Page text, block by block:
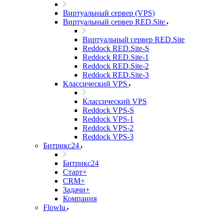
Виртуальный сервер (VPS)
Виртуальный сервер RED.Site
Виртуальный сервер RED.Site
Reddock RED.Site-S
Reddock RED.Site-1
Reddock RED.Site-2
Reddock RED.Site-3
Классический VPS
Классический VPS
Reddock VPS-S
Reddock VPS-1
Reddock VPS-2
Reddock VPS-3
Битрикс24
Битрикс24
Старт+
CRM+
Задачи+
Компания
Flowlu